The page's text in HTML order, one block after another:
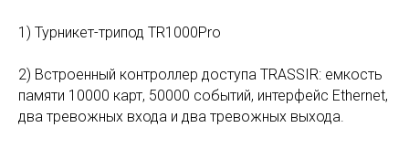
1) Турникет-трипод TR1000Pro
2) Встроенный контроллер доступа TRASSIR: емкость
памяти 10000 карт, 50000 событий, интерфейс Ethernet,
два тревожных входа и два тревожных выхода.